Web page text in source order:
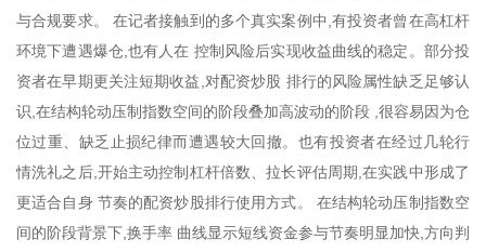
与合规要求。 在记者接触到的多个真实案例中,有投资者曾在高杠杆
环境下遭遇爆仓,也有人在 控制风险后实现收益曲线的稳定。部分投
资者在早期更关注短期收益,对配资炒股 排行的风险属性缺乏足够认
识,在结构轮动压制指数空间的阶段叠加高波动的阶段 ,很容易因为仓
位过重、缺乏止损纪律而遭遇较大回撤。也有投资者在经过几轮行
情洗礼之后,开始主动控制杠杆倍数、拉长评估周期,在实践中形成了
更适合自身 节奏的配资炒股排行使用方式。 在结构轮动压制指数空
间的阶段背景下,换手率 曲线显示短线资金参与节奏明显加快,方向判